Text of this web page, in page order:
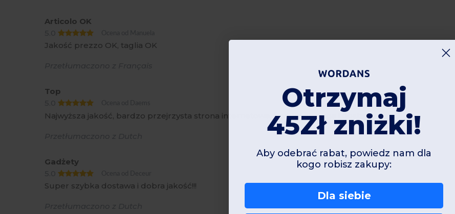
Articolo OK
5.0
Jakość prezzo OK, taglia OK
Top
5.0
Najwyższa jakość, bardzo przejrzysta strona internetowa, szybka obsługa i dostawa
Gadżety
5.0
Super szybka dostawa i dobra jakość!!!
Otrzymaj
45Zł zniżki!
Aby odebrać rabat, powiedz nam dla
kogo robisz zakupy:
Dla siebie